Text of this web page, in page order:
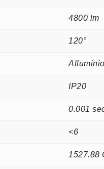
4800 lm
120°
Alluminio
IP20
0.001
<6
1527.88